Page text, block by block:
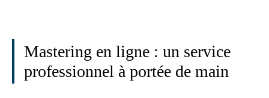
Mastering en ligne : un service
professionnel à portée de main